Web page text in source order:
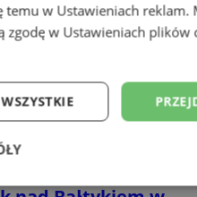
temu w Ustawieniach reklam.
zgodę w Ustawieniach plików
Wydajność